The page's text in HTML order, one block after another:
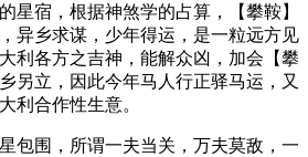
星宿，根据神煞学的占算，【攀鞍】
异乡求谋，少年得运，是一粒远方见
利各方之吉神，能解众凶，加会【攀
另立，因此今年马人行正驿马运，又
利合作性生意。
包围，所谓一夫当关，万夫莫敌，一